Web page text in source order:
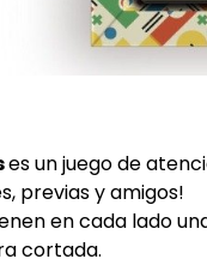
es un juego de
previas y amigos!
en cada lado
cortada.